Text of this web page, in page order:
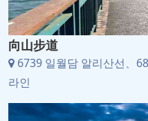
向山步道
6739 일월담 알리산선、
라인